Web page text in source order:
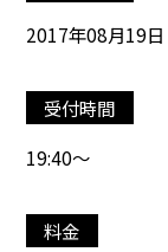
2017年08月19
受付時間
19:40～
料金